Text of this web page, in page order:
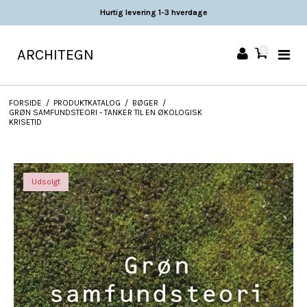
Hurtig levering 1-3 hverdage
ARCHITEGN
FORSIDE / PRODUKTKATALOG / BØGER /
GRØN SAMFUNDSTEORI - TANKER TIL EN ØKOLOGISK
KRISETID
Udsolgt